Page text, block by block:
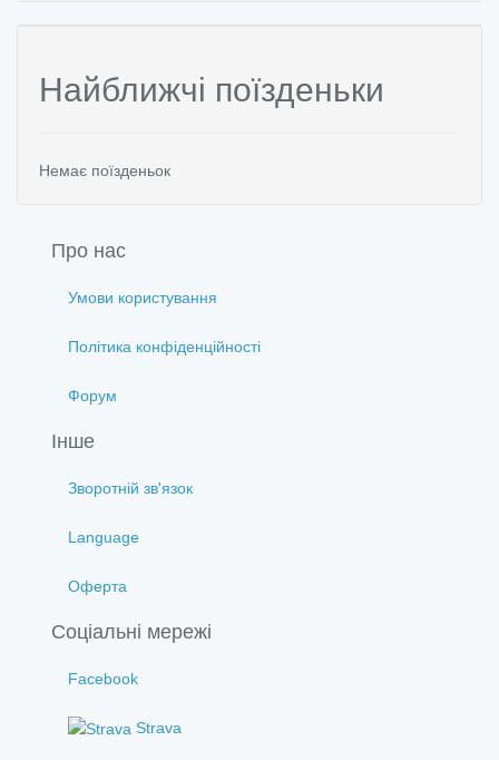
Найближчі поїзденьки
Немає поїзденьок
Про нас
Умови користування
Політика конфіденційності
Форум
Інше
Зворотній зв'язок
Language
Оферта
Соціальні мережі
Facebook
Strava